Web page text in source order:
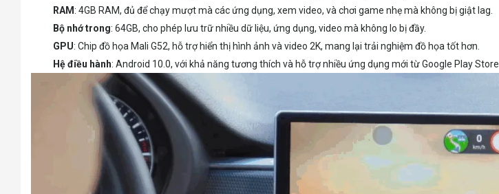
RAM: 4GB RAM, đủ để chạy mượt mà các ứng dụng, xem video, và chơi game nhẹ mà không bị giật lag.
Bộ nhớ trong: 64GB, cho phép lưu trữ nhiều dữ liệu, ứng dụng, video mà không lo bị đầy.
GPU: Chip đồ họa Mali G52, hỗ trợ hiển thị hình ảnh và video 2K, mang lại trải nghiệm đồ họa tốt hơn.
Hệ điều hành: Android 10.0, với khả năng tương thích và hỗ trợ nhiều ứng dụng mới từ Google Play Store.